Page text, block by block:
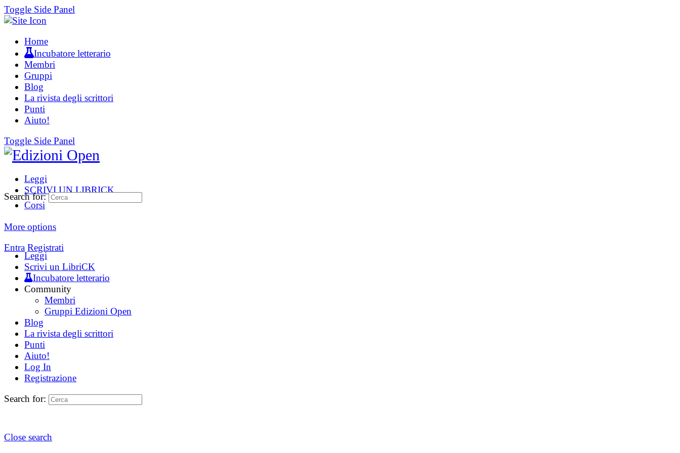
Toggle Side Panel
Home
Incubatore letterario
Membri
Gruppi
Blog
La rivista degli scrittori
Punti
Aiuto!
Toggle Side Panel
Leggi
SCRIVI UN LIBRICK
Corsi
More options
Entra Registrati
Search for:
Leggi
Scrivi un LibriCK
Incubatore letterario
Community
Membri
Gruppi Edizioni Open
Blog
La rivista degli scrittori
Punti
Aiuto!
Log In
Registrazione
Search for:
Close search